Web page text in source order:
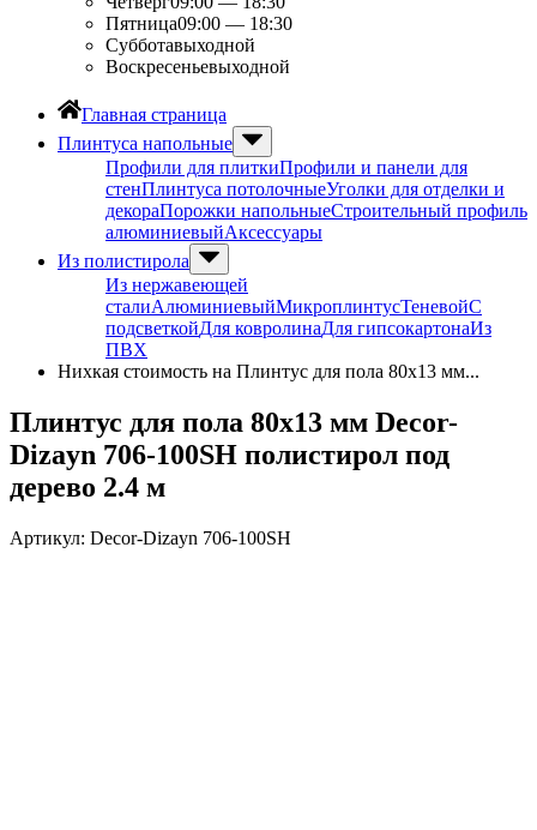
Пятница09:00 — 18:30
Субботавыходной
Воскресеньевыходной
Главная страница
Плинтуса напольные
Профили для плиткиПрофили и панели для
стенПлинтуса потолочныеУголки для отделки и
декораПорожки напольныеСтроительный профиль
алюминиевыйАксессуары
Из полистирола
Из нержавеющей
сталиАлюминиевыйМикроплинтусТеневойС
подсветкойДля ковролинаДля гипсокартонаИз
ПВХ
Нихкая стоимость на Плинтус для пола 80х13 мм...
Плинтус для пола 80х13 мм Decor-
Dizayn 706-100SH полистирол под
дерево 2.4 м
Артикул: Decor-Dizayn 706-100SH